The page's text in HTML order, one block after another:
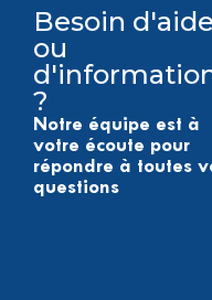
Besoin d'aide
ou
?
Notre équipe est à
votre écoute pour
répondre à toutes
questions